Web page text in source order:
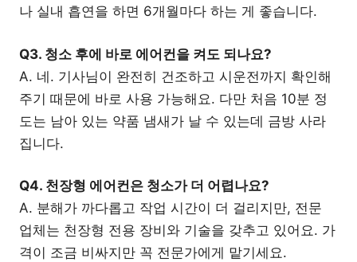
나 실내 흡연을 하면 6개월마다 하는 게 좋습니다.
Q3. 청소 후에 바로 에어컨을 켜도 되나요?
A. 네. 기사님이 완전히 건조하고 시운전까지 확인해
주기 때문에 바로 사용 가능해요. 다만 처음 10분 정
도는 남아 있는 약품 냄새가 날 수 있는데 금방 사라
집니다.
Q4. 천장형 에어컨은 청소가 더 어렵나요?
A. 분해가 까다롭고 작업 시간이 더 걸리지만, 전문
업체는 천장형 전용 장비와 기술을 갖추고 있어요. 가
격이 조금 비싸지만 꼭 전문가에게 맡기세요.